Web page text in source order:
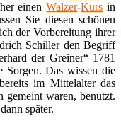
einenWalzer-Kurs in
Sie diesen schönen
der Vorbereitung ihrer
Schiller den Begriff
der Greiner“ 1781
Sorgen. Das wissen die
im Mittelalter das
gemeint waren, benutzt.
später.